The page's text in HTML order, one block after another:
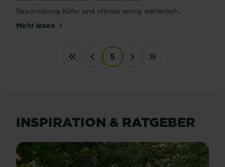
Beschreibung Käfer sind oftmals wenig wählerisch...
Mehr lesenüber Käfer an Bäumen & Sträuchern
PAGINATION
5
INSPIRATION & RATGEBER